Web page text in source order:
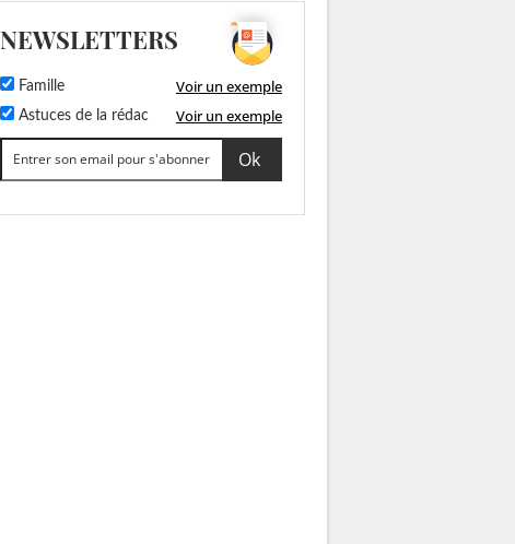
NEWSLETTERS
Famille Voir un exemple
Astuces de la rédac Voir un exemple